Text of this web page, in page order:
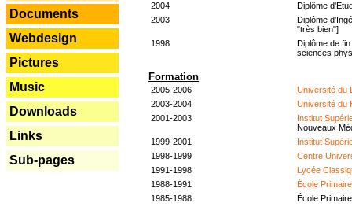
Documents
Webdesign
Pictures
Music
Downloads
Links
Sub-pages
2004
Diplôme
2003
Diplôme
"très bien"]
1998
Diplôme de
sciences
Formation
2005-2006
Université du
2003-2004
Université du
2001-2003
Institut
Nouveaux
1999-2001
Institut
1998-1999
Centre
1991-1998
Lycée
1988-1991
École
1985-1988
École